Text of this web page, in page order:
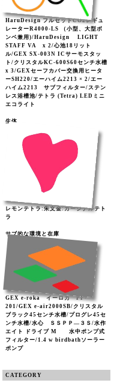
HaruDesign フルセットCO2レギュ
レーターR4000-LS （小型、大型ボ
ンベ兼用)/HaruDesign LIGHT
STAFF VA x 2/心池18リット
ル/GEX SX-003N ICサーモスタッ
ト/クリスタルKC-600S60センチ水槽
x 3/GEXセーフカバー交換用ヒータ
ーSH220/エーハイム2213 × 2/エー
ハイム2213 サブフィルター/ステン
レス浴槽池/テトラ (Tetra) LEDミニ
エコライト
生体
レモンテトラ:朱文金:カージナルテト
ラ
サブ的な環境と在庫
GEX e-roka イーロカ PF-
201/GEX e-air2000SB/クリスタル
ブラック45センチ水槽/プログレ45セ
ンチ水槽/水心 ＳＳＰＰ―３Ｓ/水作
エイト ドライブ M 水中ポンプ式
フィルター/1.4 w birdbathソーラー
ポンプ
CATEGORY